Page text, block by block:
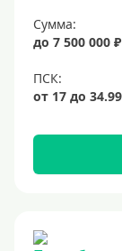
Сумма:
до 7 500 000 ₽